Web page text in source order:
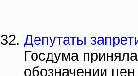
Депутаты
Госдума
обозначении